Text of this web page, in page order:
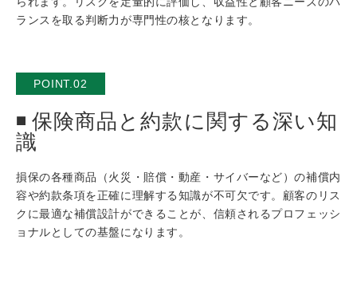
ランスを取る判断力が専門性の核となります。
POINT.02
保険商品と約款に関する深い知
識
損保の各種商品（火災・賠償・動産・サイバーなど）の補償内
容や約款条項を正確に理解する知識が不可欠です。顧客のリス
クに最適な補償設計ができることが、信頼されるプロフェッシ
ョナルとしての基盤になります。